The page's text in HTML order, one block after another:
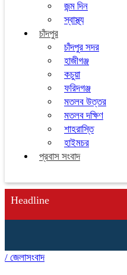
জন্ম দিন
স্বাস্থ্য
চাঁদপুর
চাঁদপুর সদর
হাজীগঞ্জ
কচুয়া
ফরিদগঞ্জ
মতলব উত্তর
মতলব দক্ষিণ
শাহরাস্তি
হাইমচর
প্রবাস সংবাদ
Headline
/ জেলাসংবাদ